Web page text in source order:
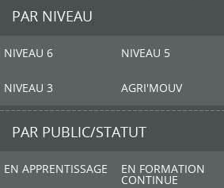
PAR NIVEAU
NIVEAU 6 NIVEAU 5
NIVEAU 3 AGRI'MOUV
PAR PUBLIC/STATUT
EN APPRENTISSAGE EN FORMATION
CONTINUE